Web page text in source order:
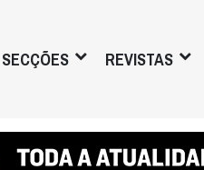
SECÇÕES REVISTAS